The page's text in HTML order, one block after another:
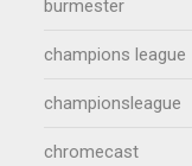
burmester
champions league
championsleague
chromecast